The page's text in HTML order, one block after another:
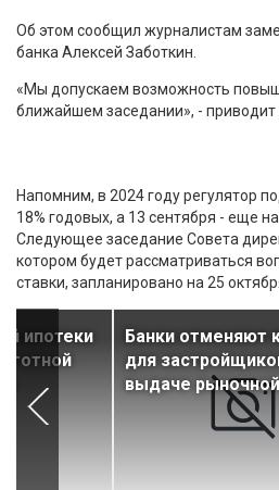
Об этом сообщил журналистам
банка Алексей Заботкин.
«Мы допускаем возможность
ближайшем заседании», - приводит
Напомним, в 2024 году регулятор
18% годовых, а 13 сентября - еще
Следующее заседание Совета
котором будет рассматриваться
ставки, запланировано на 25
ипотеки
Банки отменяют
для
выдаче